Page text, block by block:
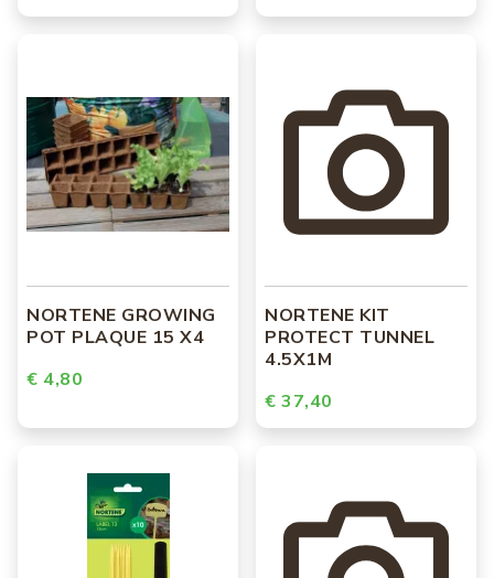
NORTENE GROWING
POT PLAQUE 15 X4
€ 4,80
NORTENE KIT
PROTECT TUNNEL
4.5X1M
€ 37,40